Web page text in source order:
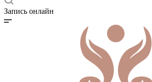
Запись онлайн